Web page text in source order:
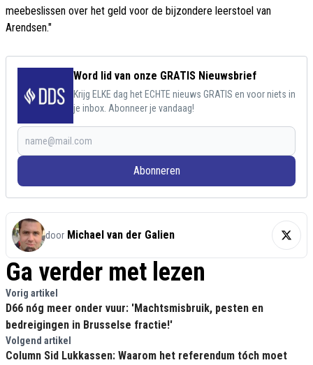
meebeslissen over het geld voor de bijzondere leerstoel van
Arendsen."
Word lid van onze GRATIS Nieuwsbrief
Krijg ELKE dag het ECHTE nieuws GRATIS en voor niets in
je inbox. Abonneer je vandaag!
Abonneren
door Michael van der Galien
Ga verder met lezen
Vorig artikel
D66 nóg meer onder vuur: 'Machtsmisbruik, pesten en
bedreigingen in Brusselse fractie!'
Volgend artikel
Column Sid Lukkassen: Waarom het referendum tóch moet